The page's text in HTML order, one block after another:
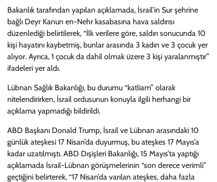
Bakanlık tarafından yapılan açıklamada, İsrail’in Sur şehrine
bağlı Deyr Kanun en-Nehr kasabasına hava saldırısı
düzenlediği belirtilerek, “İlk verilere göre, saldırı sonucunda 10
kişi hayatını kaybetmiş, bunlar arasında 3 kadın ve 3 çocuk yer
alıyor. Ayrıca, 1 çocuk da dahil olmak üzere 3 kişi yaralanmıştır”
ifadeleri yer aldı.
Lübnan Sağlık Bakanlığı, bu durumu “katliam” olarak
nitelendirirken, İsrail ordusunun konuyla ilgili herhangi bir
açıklama yapmadığı bildirildi.
ABD Başkanı Donald Trump, İsrail ve Lübnan arasındaki 10
günlük ateşkesi 17 Nisan’da duyurmuş, bu ateşkes 17 Mayıs’a
kadar uzatılmıştı. ABD Dışişleri Bakanlığı, 15 Mayıs’ta yaptığı
açıklamada İsrail-Lübnan görüşmelerinin “son derece verimli”
geçtiğini belirterek, “17 Nisan’da varılan ateşkes, daha fazla